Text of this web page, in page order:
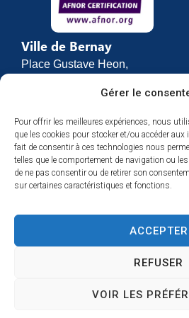
Gérer le
Pour offrir les meilleures expériences, nous
que les cookies pour stocker et/ou accéder
fait de consentir à ces technologies nous
telles que le comportement de navigation ou
de ne pas consentir ou de retirer son
sur certaines caractéristiques et fonctions.
ACCEPTER
REFUSER
VOIR LES
Ville de Bernay
Place Gustave Heon,
27307 BERNAY
02 32 46 63 00
Contact
Horaires d’ouverture
Du lundi au vendredi :
et de 13h30 à 17h